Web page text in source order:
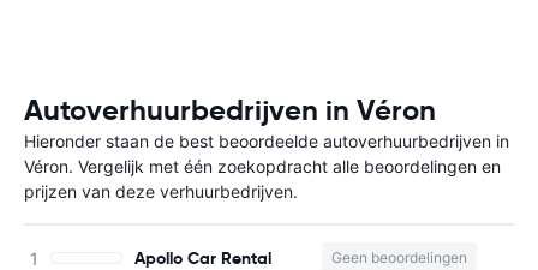
Autoverhuurbedrijven in Véron
Hieronder staan de best beoordeelde autoverhuurbedrijven in
Véron. Vergelijk met één zoekopdracht alle beoordelingen en
prijzen van deze verhuurbedrijven.
Apollo Car Rental Geen beoordelingen